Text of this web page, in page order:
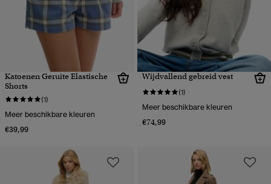
Katoenen Geruite Elastische
Shorts
(1)
Meer beschikbare kleuren
€39,99
Wijdvallend gebreid vest
(1)
Meer beschikbare kleuren
€74,99